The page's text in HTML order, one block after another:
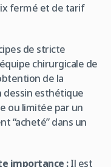
fermé et de tarif
de stricte
chirurgicale de
de la
dessin esthétique
ou limitée par un
“acheté” dans un
importance :Il est